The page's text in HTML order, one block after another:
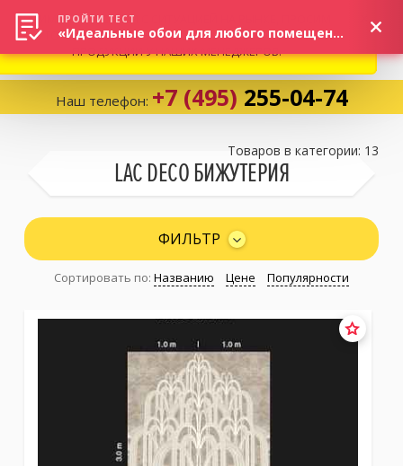
Избранное:0 товаров
Каталог
Компания
Личный кабинет
Москва (сменить город)
Наш телефон: +7 (495) 255-04-74
LAC DECO БИЖУТЕРИЯ
Товаров в категории: 13
ФИЛЬТР
Сортировать по: Названию Цене Популярности
ВНИМАНИЕ! В СВЯЗИ С СИТУАЦИЕЙ НА РЫНКЕ, ПРОСИМ
УТОЧНЯТЬ АКТУАЛЬНУЮ СТОИМОСТЬ И НАЛИЧИЕ
ПРОДУКЦИИ У НАШИХ МЕНЕДЖЕРОВ.
ПРОЙТИ ТЕСТ
«Идеальные обои для любого помещения!»